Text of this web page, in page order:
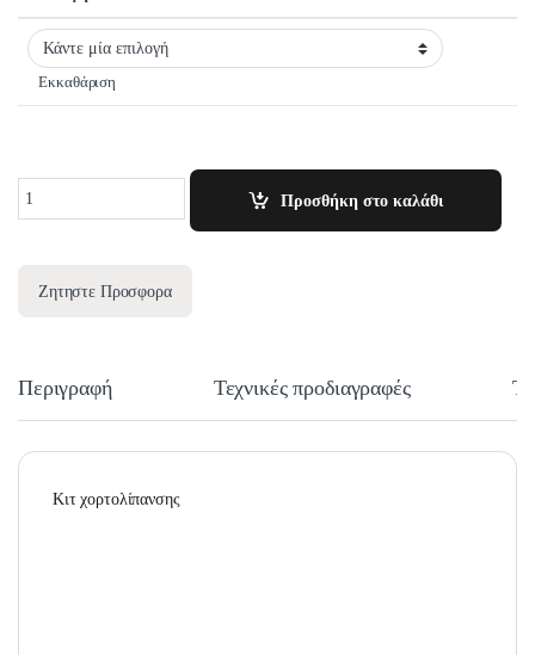
Εκκαθάριση
Προσθήκη στο καλάθι
Ζητηστε Προσφορα
Περιγραφή Τεχνικές προδιαγραφές
Κιτ χορτολίπανσης